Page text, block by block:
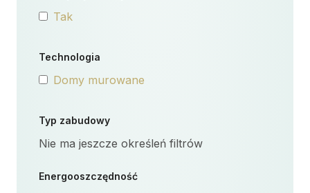
Tak
Technologia
Domy murowane
Typ zabudowy
Nie ma jeszcze określeń filtrów
Energooszczędność